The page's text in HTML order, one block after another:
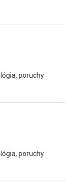
poruchy
poruchy